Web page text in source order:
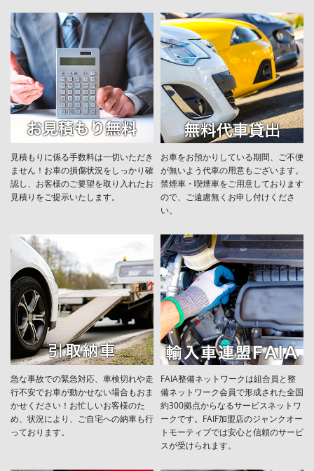
見積もりに係る手数料は一切いただき
ません！お車の損傷状況をしっかり確
認し、お客様のご要望を取り入れたお
見積りをご提示いたします。
お車をお預かりしている期間、ご不便
が無いよう代車の用意もございます。
禁煙車・喫煙車をご用意しております
ので、ご遠慮無くお申し付けくださ
い。
急な事故での緊急対応、車検切れや走
行不安でお車が動かせない場合もおま
かせください！お忙しいお客様のた
め、状況により、ご自宅への納⾞も⾏
っております。
FAIA整備ネットワークは組合員と整
備ネットワーク会員で形成された全国
約300拠点からなるサービスネットワ
ークです。FAIF加盟店のジャンクオー
トモーティブでは安心と信頼のサービ
スが受けられます。